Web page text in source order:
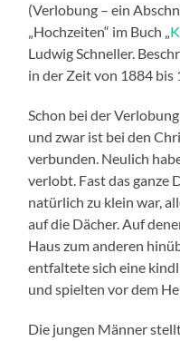
(Verlobung – ein
„Hochzeiten“ im Buch „
Ludwig Schneller.
in der Zeit von 1884 bis
Schon bei der
und zwar ist bei den
verbunden. Neulich
verlobt. Fast das ganze
natürlich zu klein war,
auf die Dächer. Auf
Haus zum anderen
entfaltete sich eine
und spielten vor dem
Die jungen Männer